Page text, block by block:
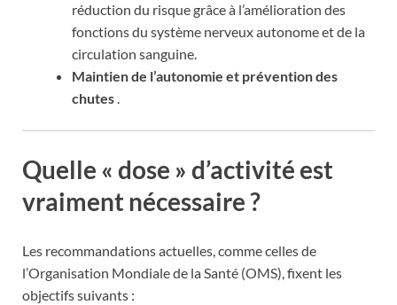
réduction du risque grâce à l’amélioration des
fonctions du système nerveux autonome et de la
circulation sanguine.
Maintien de l’autonomie et prévention des
chutes.
Quelle « dose » d’activité est
vraiment nécessaire ?
Les recommandations actuelles, comme celles de
l’Organisation Mondiale de la Santé (OMS), fixent les
objectifs suivants :